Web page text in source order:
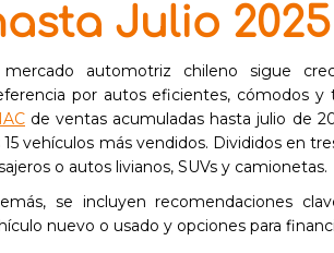
Julio 2025
automotriz chileno sigue
por autos eficientes, cómodos y
de ventas acumuladas hasta julio de
15 vehículos más vendidos. Divididos en
o autos livianos, SUVs y camionetas.
se incluyen recomendaciones
nuevo o usado y opciones para